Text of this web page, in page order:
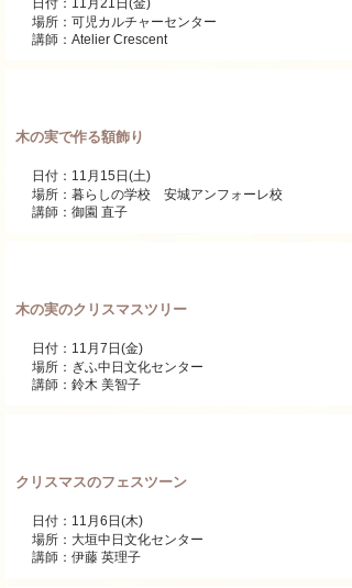
日付：11月21日(金)
場所：可児カルチャーセンター
講師：Atelier Crescent
木の実で作る額飾り
日付：11月15日(土)
場所：暮らしの学校 安城アンフォーレ校
講師：御園 直子
木の実のクリスマスツリー
日付：11月7日(金)
場所：ぎふ中日文化センター
講師：鈴木 美智子
クリスマスのフェスツーン
日付：11月6日(木)
場所：大垣中日文化センター
講師：伊藤 英理子